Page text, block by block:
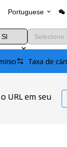
Portuguese
Taxa de
URL em seu